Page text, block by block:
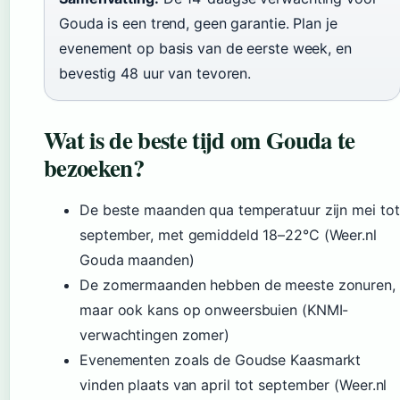
Gouda is een trend, geen garantie. Plan je
evenement op basis van de eerste week, en
bevestig 48 uur van tevoren.
Wat is de beste tijd om Gouda te
bezoeken?
De beste maanden qua temperatuur zijn mei tot
september, met gemiddeld 18–22°C (Weer.nl
Gouda maanden)
De zomermaanden hebben de meeste zonuren,
maar ook kans op onweersbuien (KNMI-
verwachtingen zomer)
Evenementen zoals de Goudse Kaasmarkt
vinden plaats van april tot september (Weer.nl